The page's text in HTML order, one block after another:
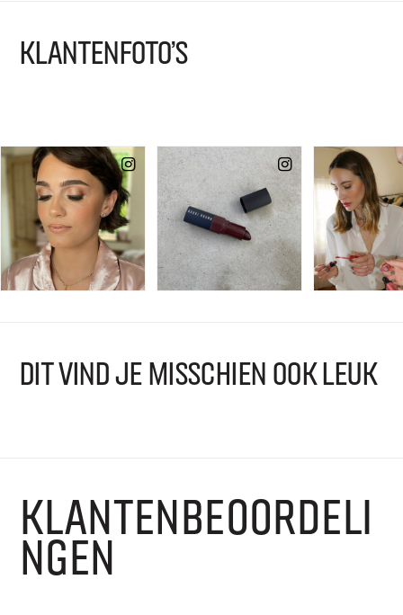
KLANTENFOTO'S
DIT VIND JE MISSCHIEN OOK LEUK
KLANTENBEOORDELI
NGEN